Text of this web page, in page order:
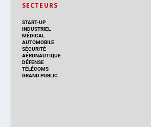
SECTEURS
START-UP
INDUSTRIEL
MÉDICAL
AUTOMOBILE
SÉCURITÉ
AÉRONAUTIQUE
DÉFENSE
TÉLÉCOMS
GRAND PUBLIC